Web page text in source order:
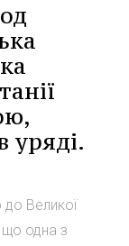
уряді.
Великої
що одна з